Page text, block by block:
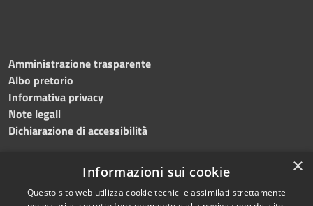
Amministrazione trasparente
Albo pretorio
Informativa privacy
Note legali
Dichiarazione di accessibilità
×
Informazioni sui cookie
Questo sito web utilizza cookie tecnici e assimilati strettamente